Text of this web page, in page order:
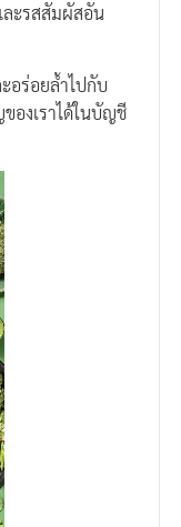
ละรสสัมผัสอัน
อร่อยล้ำไปกับ
องเราได้ในบัญชี